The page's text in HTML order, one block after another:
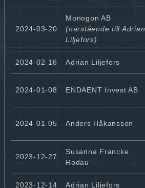
2024-03-20
Monogon AB
(närstående till Adrian
Liljefors)
2024-02-16 Adrian Liljefors
2024-01-08 ENDAENT Invest AB
2024-01-05 Anders Håkansson
2023-12-27
Susanna Francke
Rodau
2023-12-14 Adrian Liljefors